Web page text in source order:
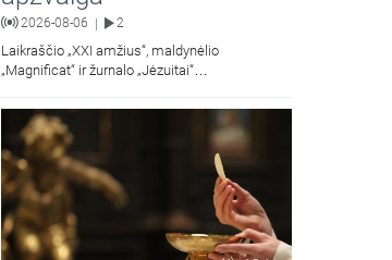
2026-08-06 | 2
Laikraščio „XXI amžius“, maldynėlio
„Magnificat“ ir žurnalo „Jėzuitai“